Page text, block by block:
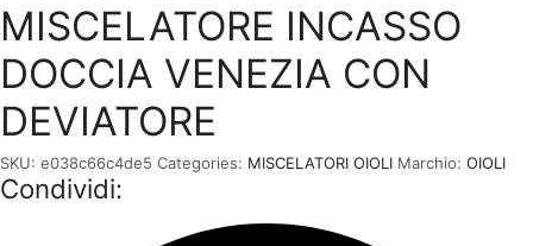
MISCELATORE INCASSO
DOCCIA VENEZIA CON
DEVIATORE
SKU: e038c66c4de5 Categories: MISCELATORI OIOLI Marchio: OIOLI
Condividi: